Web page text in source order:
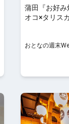
蒲田『お好み
オコ×タリス
おとなの週末